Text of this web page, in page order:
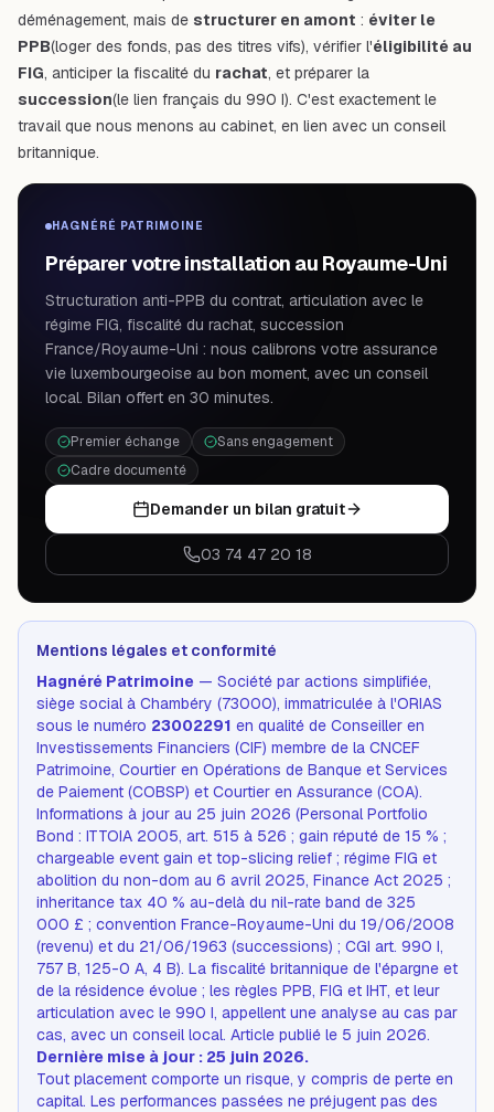
déménagement, mais de structurer en amont : éviter le
PPB(loger des fonds, pas des titres vifs), vérifier l'éligibilité au
FIG, anticiper la fiscalité du rachat, et préparer la
succession(le lien français du 990 I). C'est exactement le
travail que nous menons au cabinet, en lien avec un conseil
britannique.
HAGNÉRÉ PATRIMOINE
Préparer votre installation au Royaume-Uni
Structuration anti-PPB du contrat, articulation avec le
régime FIG, fiscalité du rachat, succession
France/Royaume-Uni : nous calibrons votre assurance
vie luxembourgeoise au bon moment, avec un conseil
local. Bilan offert en 30 minutes.
Premier échange
Sans engagement
Cadre documenté
Demander un bilan gratuit
03 74 47 20 18
Mentions légales et conformité
Hagnéré Patrimoine — Société par actions simplifiée,
siège social à Chambéry (73000), immatriculée à l'ORIAS
sous le numéro 23002291 en qualité de Conseiller en
Investissements Financiers (CIF) membre de la CNCEF
Patrimoine, Courtier en Opérations de Banque et Services
de Paiement (COBSP) et Courtier en Assurance (COA).
Informations à jour au 25 juin 2026 (Personal Portfolio
Bond : ITTOIA 2005, art. 515 à 526 ; gain réputé de 15 % ;
chargeable event gain et top-slicing relief ; régime FIG et
abolition du non-dom au 6 avril 2025, Finance Act 2025 ;
inheritance tax 40 % au-delà du nil-rate band de 325
000 £ ; convention France-Royaume-Uni du 19/06/2008
(revenu) et du 21/06/1963 (successions) ; CGI art. 990 I,
757 B, 125-0 A, 4 B). La fiscalité britannique de l'épargne et
de la résidence évolue ; les règles PPB, FIG et IHT, et leur
articulation avec le 990 I, appellent une analyse au cas par
cas, avec un conseil local. Article publié le 5 juin 2026.
Dernière mise à jour : 25 juin 2026.
Tout placement comporte un risque, y compris de perte en
capital. Les performances passées ne préjugent pas des